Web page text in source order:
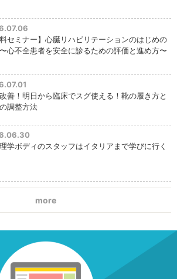
料セミナー】心臓リハビリテーションのはじめの
心不全患者を安全に診るための評価と進め方〜
善！明日から臨床でスグ使える！靴の履き方と
調整方法
学ボディのスタッフはイタリアまで学びに行く
more